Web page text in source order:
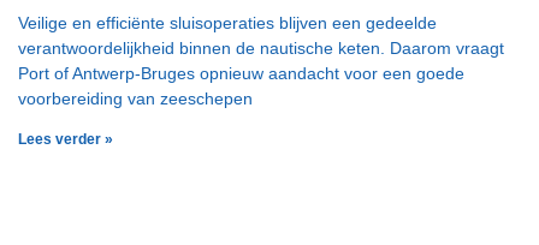
Veilige en efficiënte sluisoperaties blijven een gedeelde
verantwoordelijkheid binnen de nautische keten. Daarom vraagt
Port of Antwerp-Bruges opnieuw aandacht voor een goede
voorbereiding van zeeschepen
Lees verder »